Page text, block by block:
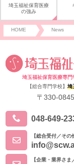
埼玉福祉保育医療
の強み
HOME News
埼玉福祉保育医療専門
【総合専門学校】 埼
〒330-
048-649-
【総合受付／その
【企業・業界さ